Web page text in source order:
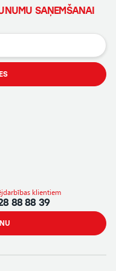
SAŅEMŠANAI
klientiem
88 88 39